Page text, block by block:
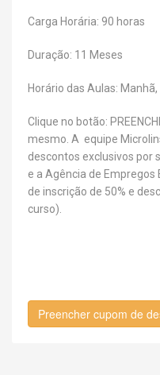
Carga Horária: 90 horas
Duração: 11 Meses
Horário das Aulas:
Clique no botão:
mesmo. A equipe
descontos exclusivos por
e a Agência de
de inscrição de 50% e
curso).
Preencher cupom de